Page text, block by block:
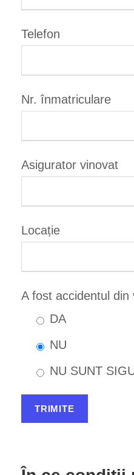
Telefon
Nr. înmatriculare
Asigurator vinovat
Locație
A fost accidentul
DA
NU
NU SUNT